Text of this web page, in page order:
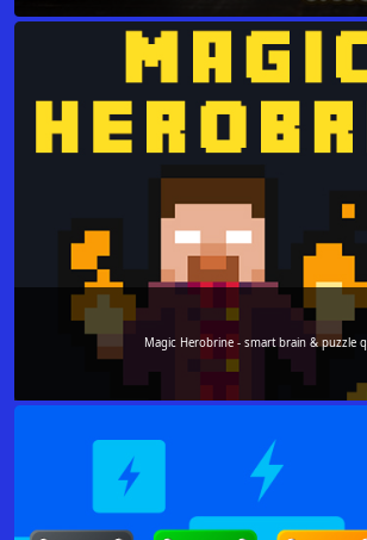
Magic Herobrine - smart brain & puzzle